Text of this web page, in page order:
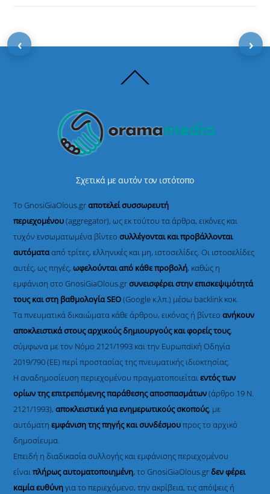
To
Σχετικά με αυτόν τον ιστότοπο
Το GnosiGiaOlous.grαποτελεί συσσωρευτή
περιεχομένου(aggregator), ως εκ τούτου τα άρθρα, εικόνες και
τυχόν ενσωματωμένα βίντεοσυλλέγονται και προβάλλονται
αυτόματααπό τρίτες, ελληνικές και μη, ιστοσελίδες. Οι ιστοσελίδες
αυτές, ως πηγές,ωφελούνται από κάθε προβολή, καθώς η
εμφάνιση στο GnosiGiaOlous.grσυνεισφέρει στην επισκεψιμότητά
τους και στη βαθμολογία SEO(Google κ.λπ.) μέσω backlink κοκ.
Τα πνευματικά δικαιώματα κάθε άρθρου, εικόνας ή βίντεοανήκουν
αποκλειστικά στους αρχικούς δημιουργούς και φορείς τους,
σύμφωνα με τον Νόμο 2121/1993 και την Ευρωπαϊκή Οδηγία
2019/790 (ΕΕ) περί προστασίας της πνευματικής ιδιοκτησίας.
Η αναδημοσίευση περιεχομένου πραγματοποιείταιεντός των
ορίων της επιτρεπόμενης παράθεσης αποσπασμάτων(άρθρο 19 Ν.
2121/1993), αποκλειστικά για ενημερωτικούς σκοπούς, με
αυτόματηεμφάνιση της πηγής και συνδέσμουπρος το αρχικό
δημοσίευμα.
Επειδή η διαδικασία συλλογής και εμφάνισης περιεχομένου
είναιπλήρως αυτοματοποιημένη, το GnosiGiaOlous.grδεν φέρει
καμία ευθύνηγια το περιεχόμενο, την ακρίβεια, τις απόψεις ή
‹ ›